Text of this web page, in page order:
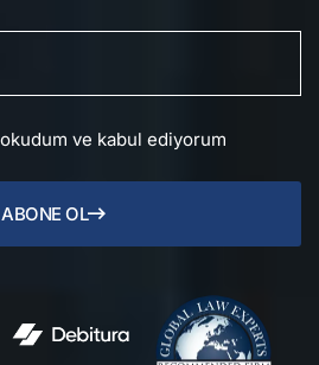
ve kabul ediyorum
ABONE OL